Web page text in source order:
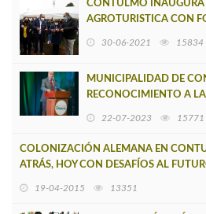
CONTULMO INAUGURA
AGROTURISTICA CON
30-06-2021 15834
MUNICIPALIDAD DE
RECONOCIMIENTO A
22-07-2023 15771
COLONIZACIÓN ALEMANA EN
ATRÁS, HOY CON DESAFÍOS AL
19-04-2015 13351